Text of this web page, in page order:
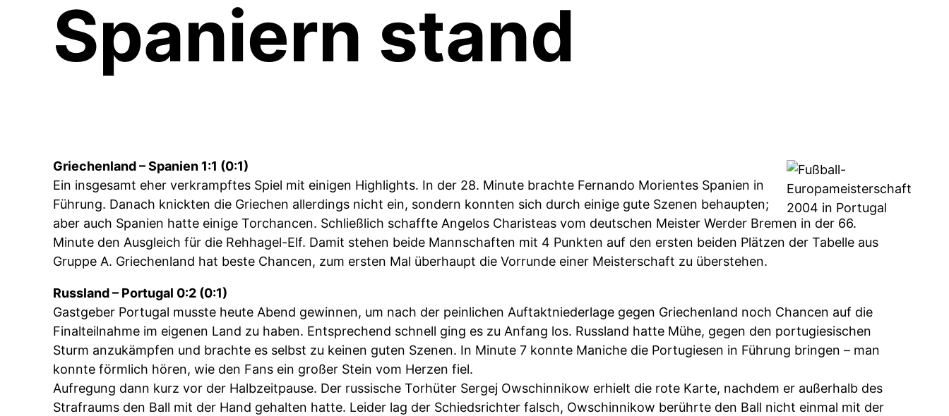
Spaniern stand
Griechenland – Spanien 1:1 (0:1)
Ein insgesamt eher verkrampftes Spiel mit einigen Highlights. In der 28. Minute brachte Fernando Morientes Spanien in
Führung. Danach knickten die Griechen allerdings nicht ein, sondern konnten sich durch einige gute Szenen behaupten;
aber auch Spanien hatte einige Torchancen. Schließlich schaffte Angelos Charisteas vom deutschen Meister Werder Bremen in der 66.
Minute den Ausgleich für die Rehhagel-Elf. Damit stehen beide Mannschaften mit 4 Punkten auf den ersten beiden Plätzen der Tabelle aus
Gruppe A. Griechenland hat beste Chancen, zum ersten Mal überhaupt die Vorrunde einer Meisterschaft zu überstehen.
Russland – Portugal 0:2 (0:1)
Gastgeber Portugal musste heute Abend gewinnen, um nach der peinlichen Auftaktniederlage gegen Griechenland noch Chancen auf die
Finalteilnahme im eigenen Land zu haben. Entsprechend schnell ging es zu Anfang los. Russland hatte Mühe, gegen den portugiesischen
Sturm anzukämpfen und brachte es selbst zu keinen guten Szenen. In Minute 7 konnte Maniche die Portugiesen in Führung bringen – man
konnte förmlich hören, wie den Fans ein großer Stein vom Herzen fiel.
Aufregung dann kurz vor der Halbzeitpause. Der russische Torhüter Sergej Owschinnikow erhielt die rote Karte, nachdem er außerhalb des
Strafraums den Ball mit der Hand gehalten hatte. Leider lag der Schiedsrichter falsch, Owschinnikow berührte den Ball nicht einmal mit der